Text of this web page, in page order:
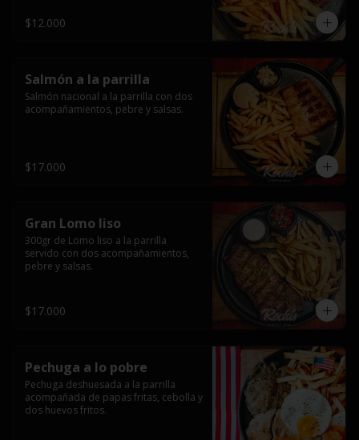
$12.000
Salmón a la parrilla
Salmón nacional a la parrilla con dos
acompañamientos, pebre y salsas.
$17.000
Gran Lomo liso
300gr de Lomo liso a la parrilla
servido con dos acompañamientos,
pebre y salsas.
$17.000
Pechuga a lo pobre
Pechuga deshuesada a la parrilla
acompañada de papas fritas, cebolla y
dos huevos fritos.